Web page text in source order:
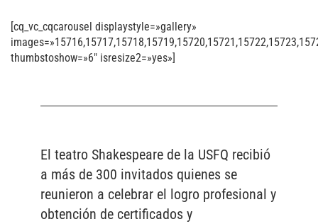
[cq_vc_cqcarousel displaystyle=»gallery»
thumbstoshow=»6″ isresize2=»yes»]
El teatro Shakespeare de la USFQ recibió
a más de 300 invitados quienes se
reunieron a celebrar el logro profesional y
obtención de certificados y